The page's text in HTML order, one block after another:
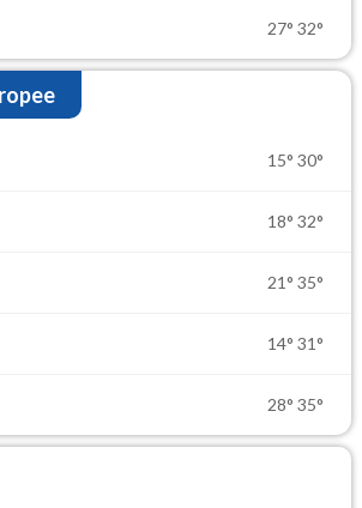
27° 32°
15° 30°
18° 32°
21° 35°
14° 31°
28° 35°